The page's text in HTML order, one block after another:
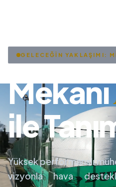
GELECEĞİN YAKLAŞIMI:
Mekanı
ile
Yüksek performanslı
vizyonla hava